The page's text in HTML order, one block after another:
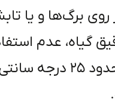
برگ‌ها و یا
گیاه، عدم
حین آبیاری (می‌توان از آبی